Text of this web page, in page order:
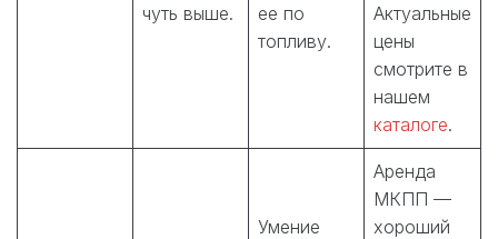
чуть выше.
ее по
топливу.
Актуальные
цены
смотрите в
нашем
каталоге.
Умение
Аренда
МКПП —
хороший